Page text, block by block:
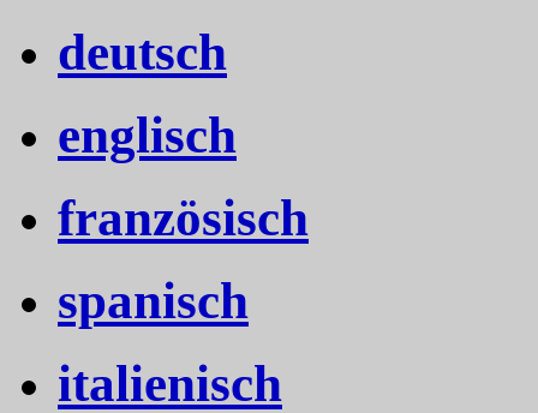
deutsch
englisch
französisch
spanisch
italienisch